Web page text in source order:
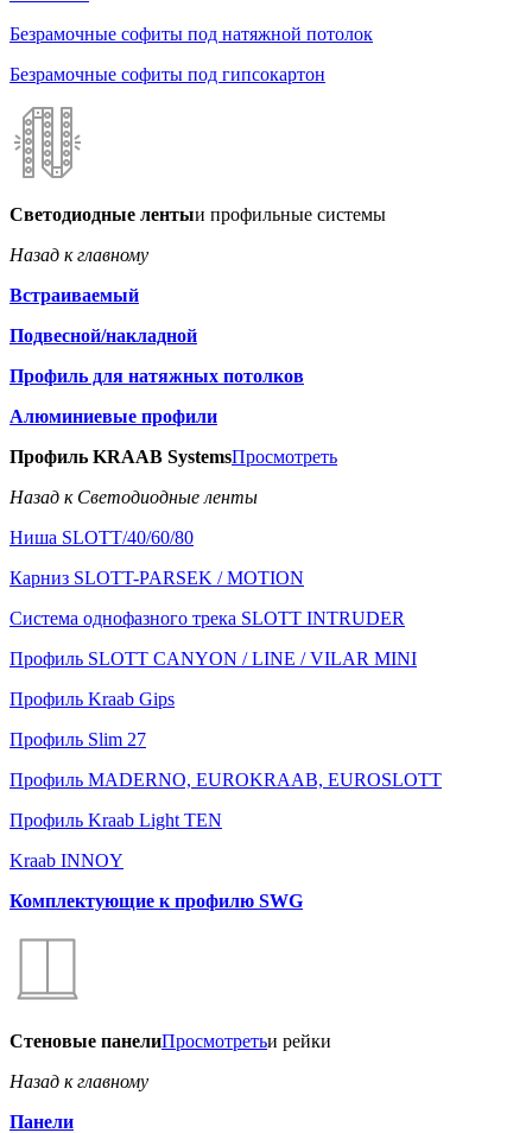
Безрамочные софиты под натяжной потолок
Безрамочные софиты под гипсокартон
Светодиодные лентыи профильные системы
Назад к главному
Встраиваемый
Подвесной/накладной
Профиль для натяжных потолков
Алюминиевые профили
Профиль KRAAB SystemsПросмотреть
Назад к Светодиодные ленты
Ниша SLOTT/40/60/80
Карниз SLOTT-PARSEK / MOTION
Система однофазного трека SLOTT INTRUDER
Профиль SLOTT CANYON / LINE / VILAR MINI
Профиль Kraab Gips
Профиль Slim 27
Профиль MADERNO, EUROKRAAB, EUROSLOTT
Профиль Kraab Light TEN
Kraab INNOY
Комплектующие к профилю SWG
Стеновые панелиПросмотретьи рейки
Назад к главному
Панели